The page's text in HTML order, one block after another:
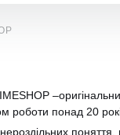
роботи понад 20